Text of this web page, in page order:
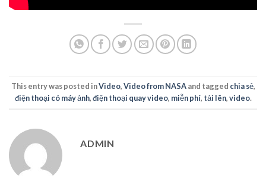
This entry was posted inVideo,Video from NASAand tagged chia sẻ,
điện thoại có máy ảnh,điện thoại quay video, miễn phí, tải lên,video.
ADMIN